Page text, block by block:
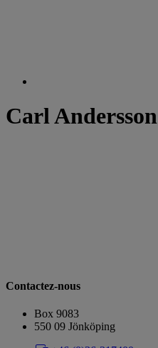
Carl Andersson
Contactez-nous
Box 9083
​​​​​​​550 09 Jönköping